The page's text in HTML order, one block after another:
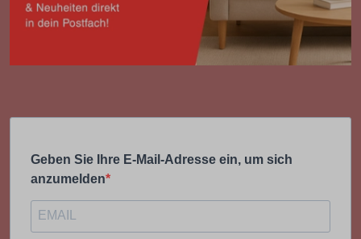
Geben Sie Ihre E-Mail-Adresse ein, um sich
anzumelden